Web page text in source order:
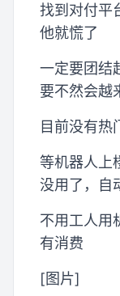
找到对付平
他就慌了
一定要团结
要不然会越
目前没有热
等机器人上
没用了，自
不用工人用
有消费
[图片]